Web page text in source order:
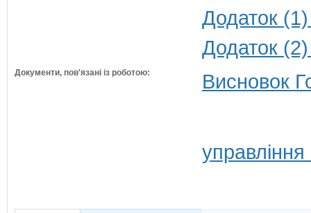
Додаток
Додаток
Документи, пов'язані із роботою: Висновок